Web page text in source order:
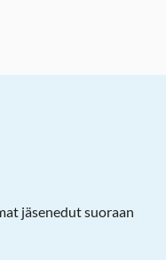
jäsenedut suoraan